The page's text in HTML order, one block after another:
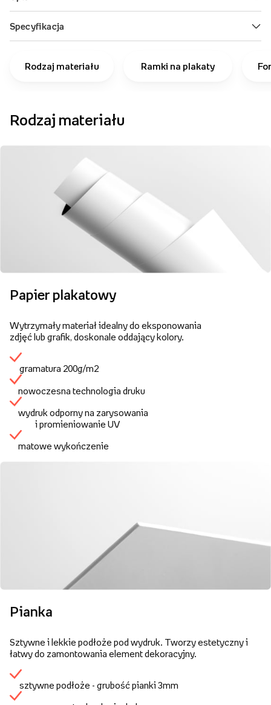
Rodzaj materiału Ramki na plakaty
Rodzaj materiału
Papier plakatowy
Wytrzymały materiał idealny do eksponowania
zdjęć lub grafik, doskonale oddający kolory.
gramatura 200g/m2
nowoczesna technologia druku
wydruk odporny na zarysowania
i promieniowanie UV
matowe wykończenie
Pianka
Sztywne i lekkie podłoże pod wydruk. Tworzy estetyczny i
łatwy do zamontowania element dekoracyjny.
sztywne podłoże - grubość pianki 3mm